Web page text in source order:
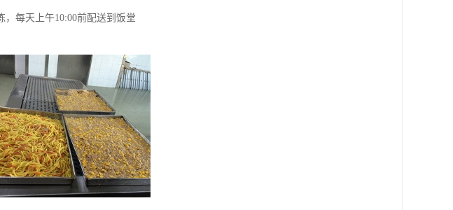
每天上午10:00前配送到饭堂